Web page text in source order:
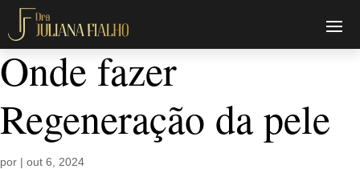
Onde fazer
Regeneração da pele
por | out 6, 2024